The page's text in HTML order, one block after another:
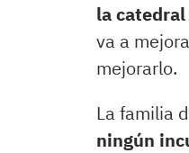
la
va a
mejorarlo.
La familia
ningún